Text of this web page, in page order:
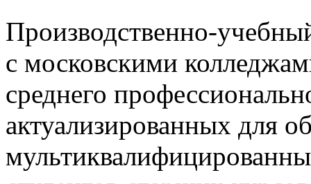
Производственно-
с московскими
среднего
актуализированных для